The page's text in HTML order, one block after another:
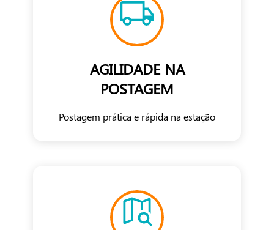
AGILIDADE NA
POSTAGEM
Postagem prática e rápida na estação